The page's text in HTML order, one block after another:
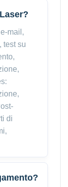
mail,
test su
di